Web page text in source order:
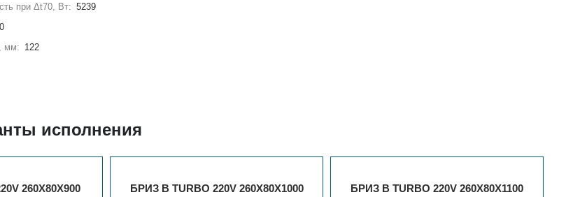
при Δt70, Вт: 5239
мм: 122
исполнения
260Х80Х900 БРИЗ В TURBO 220V 260Х80Х1000 БРИЗ В TURBO 220V 260Х80Х1100